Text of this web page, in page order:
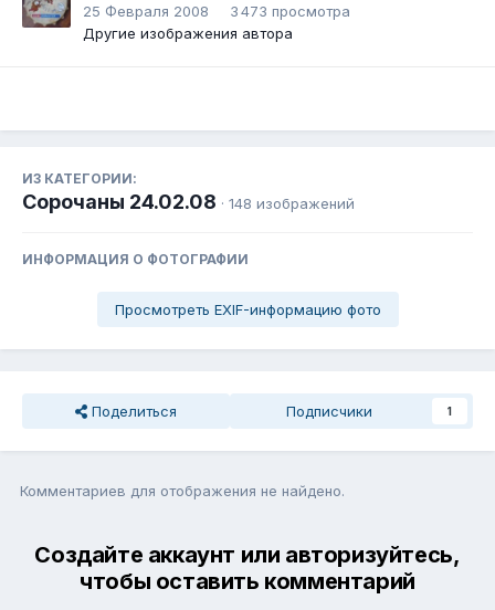
25 Февраля 2008
3 473 просмотра
Другие изображения автора
ИЗ КАТЕГОРИИ:
Сорочаны 24.02.08 · 148 изображений
ИНФОРМАЦИЯ О ФОТОГРАФИИ
Просмотреть EXIF-информацию фото
Поделиться Подписчики 1
Комментариев для отображения не найдено.
Создайте аккаунт или авторизуйтесь,
чтобы оставить комментарий